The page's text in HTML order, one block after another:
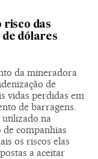
risco das
de dólares
da mineradora
de
vidas perdidas em
de barragens.
utilizado na
de companhias
os riscos elas
a aceitar